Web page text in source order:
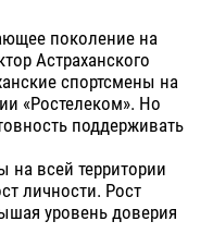
поколение на
Астраханского
спортсмены на
«Ростелеком». Но
поддерживать
на всей территории
личности. Рост
уровень доверия